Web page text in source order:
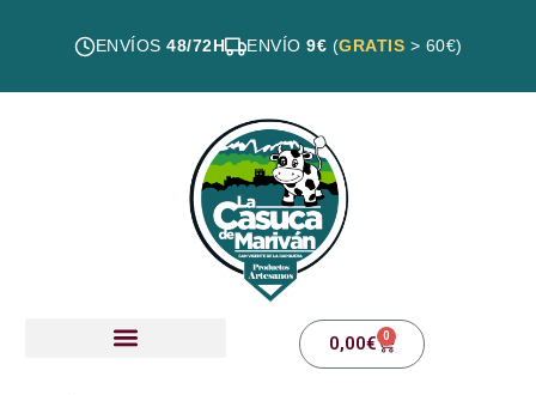
ENVÍOS 48/72H ENVÍO 9€ (GRATIS > 60€)
0,00€ 0